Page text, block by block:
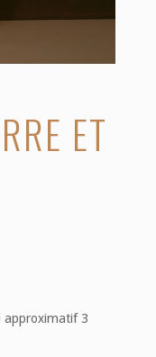
ET
approximatif 3